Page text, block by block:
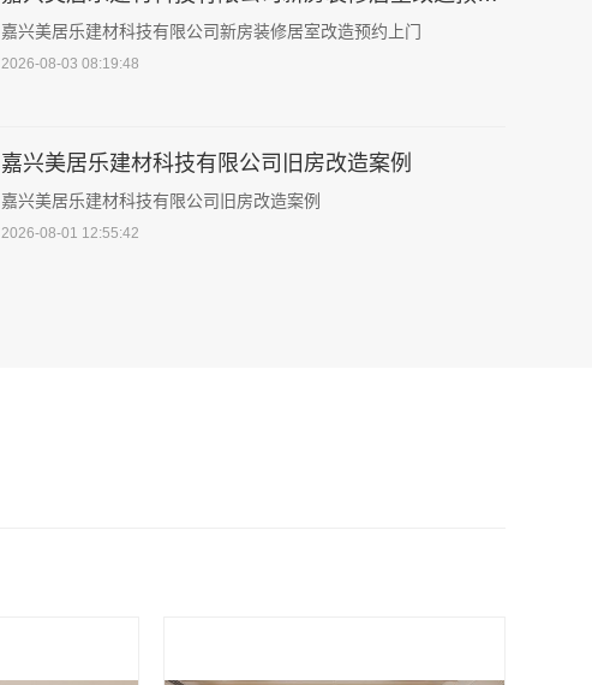
嘉兴美居乐建材科技有限公司新房装修居室改造预约上门
2026-08-03 08:19:48
嘉兴美居乐建材科技有限公司旧房改造案例
嘉兴美居乐建材科技有限公司旧房改造案例
2026-08-01 12:55:42